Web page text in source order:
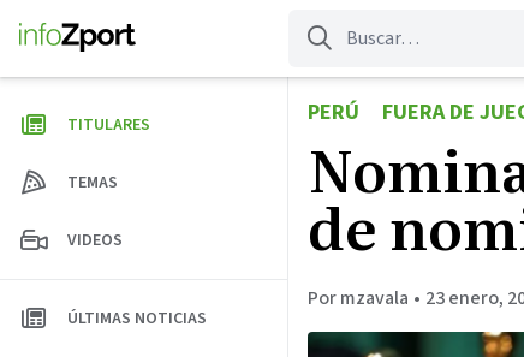
contenido
PERÚ FUERA DE
de
Por mzavala • 23 enero,
TITULARES
TEMAS
VIDEOS
ÚLTIMAS NOTICIAS